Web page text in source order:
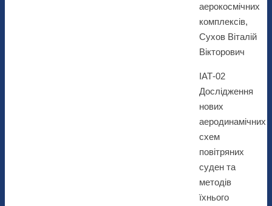
аерокосмічних
комплексів,
Сухов Віталій
Вікторович
ІАТ-02
Дослідження
нових
аеродинамічних
схем
повітряних
суден та
методів
їхнього